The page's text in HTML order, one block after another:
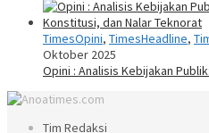
TimesOpini, TimesHeadline,
Oktober 2025
Opini : Analisis Kebijakan
Tim Redaksi